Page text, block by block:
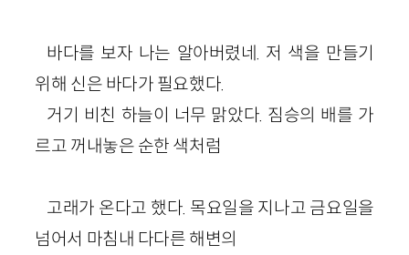
바다를 보자 나는 알아버렸네. 저 색을 만들기
위해 신은 바다가 필요했다.
거기 비친 하늘이 너무 맑았다. 짐승의 배를 가
르고 꺼내놓은 순한 색처럼
고래가 온다고 했다. 목요일을 지나고 금요일을
넘어서 마침내 다다른 해변의